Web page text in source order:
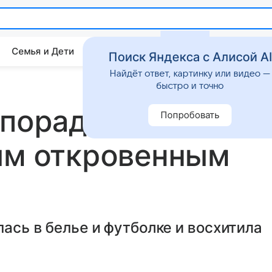
Семья и Дети Дом Гороскопы Стиль жизни
откровенным
в белье и футболке и восхитила
Поиск Яндекса с Алисой AI
Найдёт ответ, картинку или видео —
быстро и точно
Попробовать